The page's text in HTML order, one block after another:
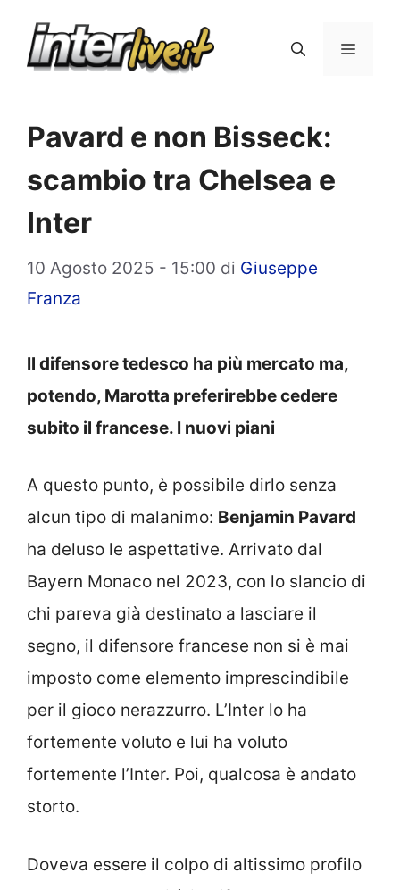
Menu
Pavard e non Bisseck:
scambio tra Chelsea e
Inter
10 Agosto 2025 - 15:00 di Giuseppe
Franza
Il difensore tedesco ha più mercato ma,
potendo, Marotta preferirebbe cedere
subito il francese. I nuovi piani
A questo punto, è possibile dirlo senza
alcun tipo di malanimo: Benjamin Pavard
ha deluso le aspettative. Arrivato dal
Bayern Monaco nel 2023, con lo slancio di
chi pareva già destinato a lasciare il
segno, il difensore francese non si è mai
imposto come elemento imprescindibile
per il gioco nerazzurro. L’Inter lo ha
fortemente voluto e lui ha voluto
fortemente l’Inter. Poi, qualcosa è andato
storto.
Doveva essere il colpo di altissimo profilo